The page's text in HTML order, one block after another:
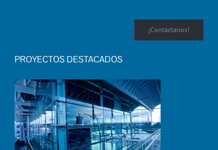
¡Contáctanos!
PROYECTOS DESTACADOS